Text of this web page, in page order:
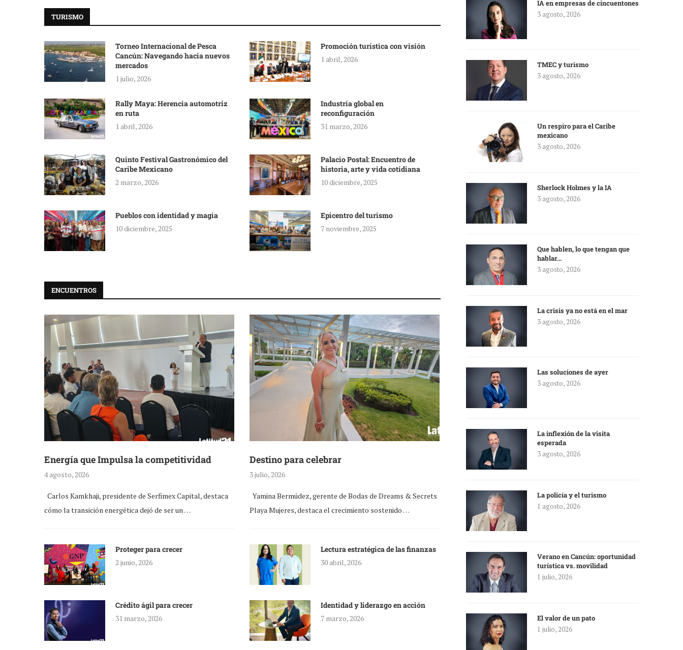
TURISMO
Torneo Internacional de Pesca
Cancún: Navegando hacia nuevos
mercados
1 julio, 2026
Promoción turística con visión
1 abril, 2026
Rally Maya: Herencia automotriz
en ruta
1 abril, 2026
Industria global en
reconfiguración
31 marzo, 2026
Quinto Festival Gastronómico del
Caribe Mexicano
2 marzo, 2026
Palacio Postal: Encuentro de
historia, arte y vida cotidiana
10 diciembre, 2025
Pueblos con identidad y magia
10 diciembre, 2025
Epicentro del turismo
7 noviembre, 2025
ENCUENTROS
Energía que Impulsa la competitividad
4 agosto, 2026
Carlos Kamkhaji, presidente de Serfimex Capital, destaca
cómo la transición energética dejó de ser un …
Destino para celebrar
3 julio, 2026
Yamina Bermúdez, gerente de Bodas de Dreams & Secrets
Playa Mujeres, destaca el crecimiento sostenido …
Proteger para crecer
2 junio, 2026
Lectura estratégica de las finanzas
30 abril, 2026
Crédito ágil para crecer
31 marzo, 2026
Identidad y liderazgo en acción
7 marzo, 2026
IA en empresas de cincuentones
3 agosto, 2026
TMEC y turismo
3 agosto, 2026
Un respiro para el Caribe
mexicano
3 agosto, 2026
Sherlock Holmes y la IA
3 agosto, 2026
Que hablen, lo que tengan que
hablar…
3 agosto, 2026
La crisis ya no está en el mar
3 agosto, 2026
Las soluciones de ayer
3 agosto, 2026
La inflexión de la visita
esperada
3 agosto, 2026
La policía y el turismo
1 agosto, 2026
Verano en Cancún: oportunidad
turística vs. movilidad
1 julio, 2026
El valor de un pato
1 julio, 2026